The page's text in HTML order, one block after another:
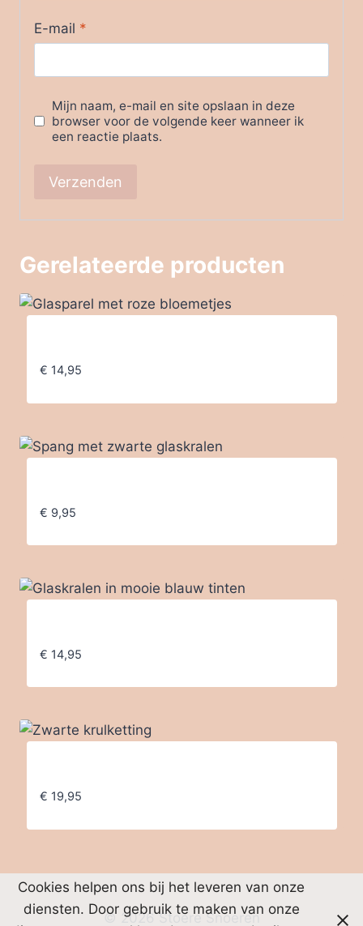
E-mail *
Mijn naam, e-mail en site opslaan in deze
browser voor de volgende keer wanneer ik
een reactie plaats.
Gerelateerde producten
€ 14,95
€ 9,95
€ 14,95
€ 19,95
© 2026 Stoere Snoeren
Cookies helpen ons bij het leveren van onze
diensten. Door gebruik te maken van onze